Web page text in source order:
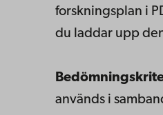
forskningsplan i
du laddar upp
används i